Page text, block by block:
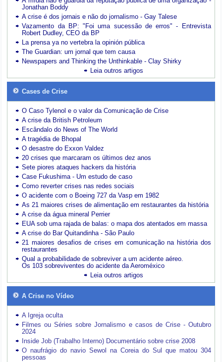
Jonathan Boddy
A crise é dos jornais e não do jornalismo - Gay Talese
Vazamento da BP: "Foi uma sucessão de erros" - Entrevista
Robert Dudley, CEO da BP
La prensa ya no vertebra la opinión pública
The Guardian: um jornal que tem causa
Newspapers and Thinking the Unthinkable - Clay Shirky
Leia outros artigos
Cases de Crise
O Caso Tylenol e o valor da Comunicação de Crise
A crise da British Petroleum
Escândalo do News of The World
A tragédia de Bhopal
O desastre do Exxon Valdez
20 crises que marcaram os últimos dez anos
Sete piores ataques hackers da história
Case Fukushima - Um estudo de caso
Como reverter crises nas redes sociais
O acidente com o Boeing 727 da Vasp em 1982
As 21 maiores crises de alimentação em restaurantes da história
A crise da água mineral Perrier
EUA sob uma rajada de balas: o mapa dos atentados em massa
A crise do Bar Quitandinha - São Paulo
21 maiores desafios de crises em comunicação na história dos
restaurantes
Qual a probabilidade de sobreviver a um acidente aéreo.
Os 103 sobreviventes do acidente da Aeroméxico
Leia outros artigos
A Crise no Vídeo
A Igreja oculta
Filmes ou Séries sobre Jornalismo e casos de Crise - Outubro
2024
Inside Job (Trabalho Interno) Documentário sobre crise 2008
O naufrágio do navio Sewol na Coreia do Sul que matou 304
pessoas